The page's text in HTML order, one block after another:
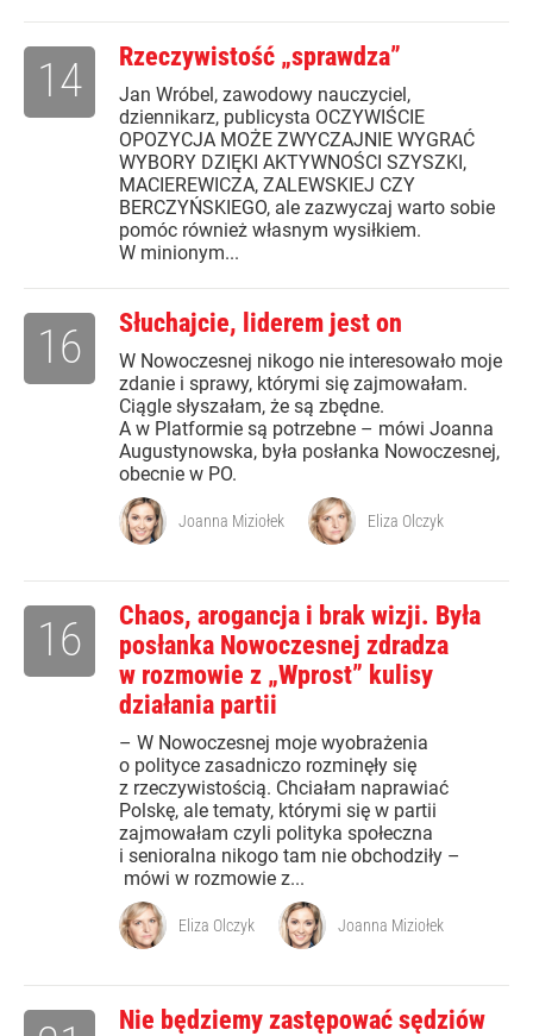
Rzeczywistość „sprawdza”
Jan Wróbel, zawodowy nauczyciel,
dziennikarz, publicysta OCZYWIŚCIE
OPOZYCJA MOŻE ZWYCZAJNIE WYGRAĆ
WYBORY DZIĘKI AKTYWNOŚCI SZYSZKI,
MACIEREWICZA, ZALEWSKIEJ CZY
BERCZYŃSKIEGO, ale zazwyczaj warto sobie
pomóc również własnym wysiłkiem.
W minionym...
14
Słuchajcie, liderem jest on
W Nowoczesnej nikogo nie interesowało moje
zdanie i sprawy, którymi się zajmowałam.
Ciągle słyszałam, że są zbędne.
A w Platformie są potrzebne – mówi Joanna
Augustynowska, była posłanka Nowoczesnej,
obecnie w PO.
16
Joanna Miziołek Eliza Olczyk
Chaos, arogancja i brak wizji. Była
posłanka Nowoczesnej zdradza
w rozmowie z „Wprost” kulisy
działania partii
– W Nowoczesnej moje wyobrażenia
o polityce zasadniczo rozminęły się
z rzeczywistością. Chciałam naprawiać
Polskę, ale tematy, którymi się w partii
zajmowałam czyli polityka społeczna
i senioralna nikogo tam nie obchodziły –
mówi w rozmowie z...
16
Eliza Olczyk Joanna Miziołek
Nie będziemy zastępować sędziów